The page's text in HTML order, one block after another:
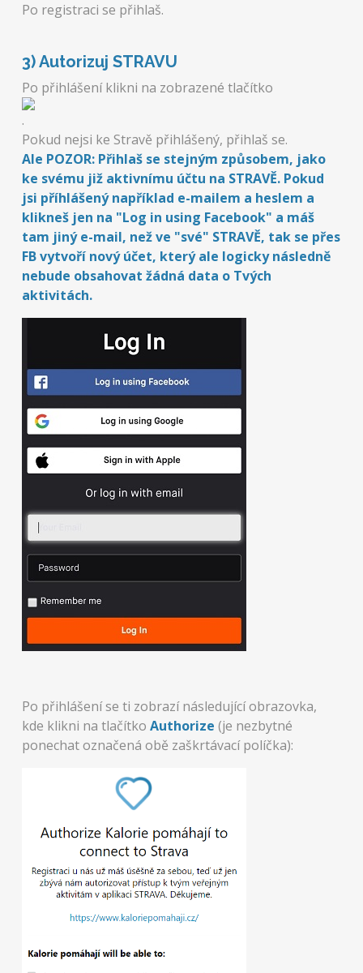
Po registraci se přihlaš.
3) Autorizuj STRAVU
Po přihlášení klikni na zobrazené tlačítko
.
Pokud nejsi ke Stravě přihlášený, přihlaš se.
Ale POZOR: Přihlaš se stejným způsobem, jako
ke svému již aktivnímu účtu na STRAVĚ. Pokud
jsi příhlášený například e-mailem a heslem a
klikneš jen na "Log in using Facebook" a máš
tam jiný e-mail, než ve "své" STRAVĚ, tak se přes
FB vytvoří nový účet, který ale logicky následně
nebude obsahovat žádná data o Tvých
aktivitách.
Po přihlášení se ti zobrazí následující obrazovka,
kde klikni na tlačítko Authorize (je nezbytné
ponechat označená obě zaškrtávací políčka):